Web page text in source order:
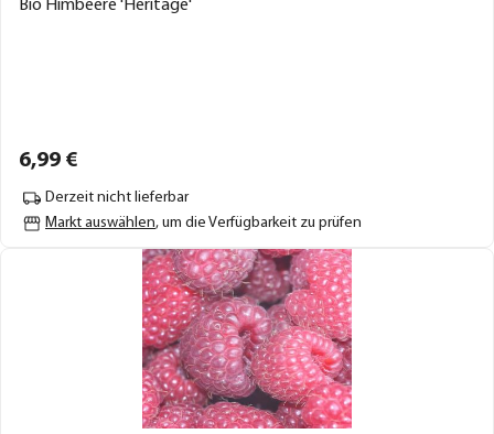
Bio Himbeere 'Heritage'
6,99 €
Derzeit nicht lieferbar
Markt auswählen, um die Verfügbarkeit zu prüfen